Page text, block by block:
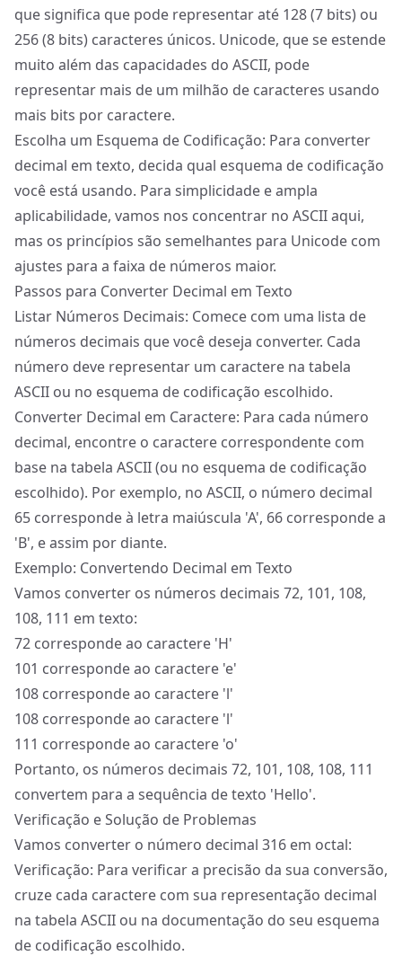
que significa que pode representar até 128 (7 bits) ou
256 (8 bits) caracteres únicos. Unicode, que se estende
muito além das capacidades do ASCII, pode
representar mais de um milhão de caracteres usando
mais bits por caractere.
Escolha um Esquema de Codificação: Para converter
decimal em texto, decida qual esquema de codificação
você está usando. Para simplicidade e ampla
aplicabilidade, vamos nos concentrar no ASCII aqui,
mas os princípios são semelhantes para Unicode com
ajustes para a faixa de números maior.
Passos para Converter Decimal em Texto
Listar Números Decimais: Comece com uma lista de
números decimais que você deseja converter. Cada
número deve representar um caractere na tabela
ASCII ou no esquema de codificação escolhido.
Converter Decimal em Caractere: Para cada número
decimal, encontre o caractere correspondente com
base na tabela ASCII (ou no esquema de codificação
escolhido). Por exemplo, no ASCII, o número decimal
65 corresponde à letra maiúscula 'A', 66 corresponde a
'B', e assim por diante.
Exemplo: Convertendo Decimal em Texto
Vamos converter os números decimais 72, 101, 108,
108, 111 em texto:
72 corresponde ao caractere 'H'
101 corresponde ao caractere 'e'
108 corresponde ao caractere 'l'
108 corresponde ao caractere 'l'
111 corresponde ao caractere 'o'
Portanto, os números decimais 72, 101, 108, 108, 111
convertem para a sequência de texto 'Hello'.
Verificação e Solução de Problemas
Vamos converter o número decimal 316 em octal:
Verificação: Para verificar a precisão da sua conversão,
cruze cada caractere com sua representação decimal
na tabela ASCII ou na documentação do seu esquema
de codificação escolhido.